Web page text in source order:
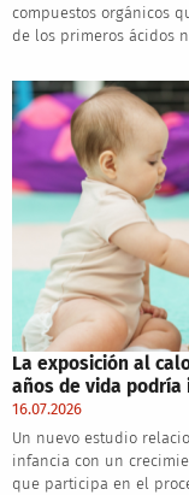
compuestos orgánicos
de los primeros ácidos
La exposición al
años de vida
16.07.2026
Un nuevo estudio
infancia con un
que participa en el